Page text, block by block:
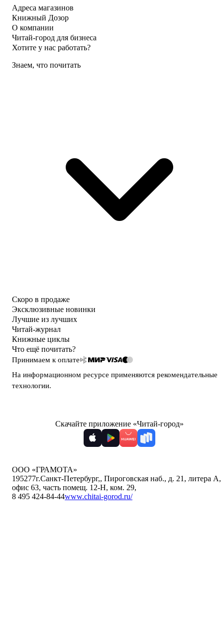
Адреса магазинов
Книжный Дозор
О компании
Читай-город для бизнеса
Хотите у нас работать?
Знаем, что почитать
Скоро в продаже
Эксклюзивные новинки
Лучшие из лучших
Читай-журнал
Книжные циклы
Что ещё почитать?
Принимаем к оплате
На информационном ресурсе применяются рекомендательные
технологии.
Скачайте приложение «Читай-город»
ООО «ГРАМОТА»
195277г.Санкт-Петербург,, Пироговская наб., д. 21, литера А,
офис 63, часть помещ. 12-Н, ком. 29,
8 495 424-84-44www.chitai-gorod.ru/